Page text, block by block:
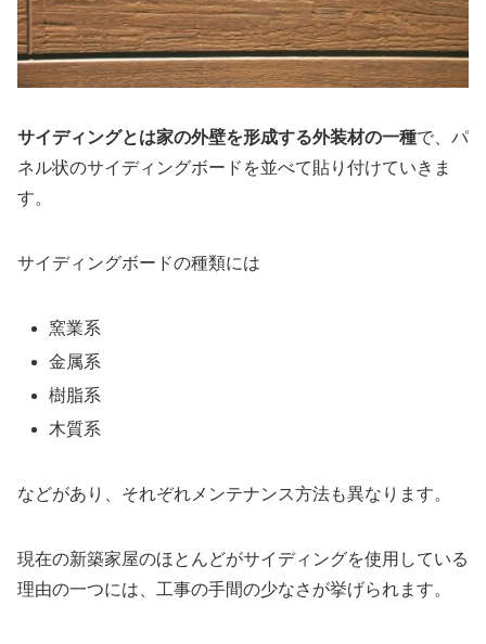
サイディングとは家の外壁を形成する外装材の一種で、パ
ネル状のサイディングボードを並べて貼り付けていきま
す。
サイディングボードの種類には
窯業系
金属系
樹脂系
木質系
などがあり、それぞれメンテナンス方法も異なります。
現在の新築家屋のほとんどがサイディングを使用している
理由の一つには、工事の手間の少なさが挙げられます。